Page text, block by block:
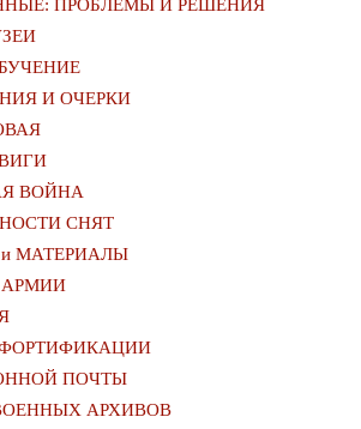
ПРОБЛЕМЫ И РЕШЕНИЯ
И ОЧЕРКИ
ВОЙНА
СНЯТ
МАТЕРИАЛЫ
ПОЧТЫ
АРХИВОВ